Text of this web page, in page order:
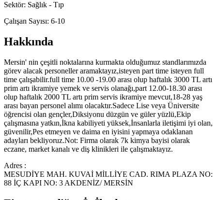
Sektör: Sağlık - Tıp
Çalışan Sayısı: 6-10
Hakkında
Mersin' nin çeşitli noktalarına kurmakta olduğumuz standlarımızda
görev alacak personeller aramaktayız,isteyen part time isteyen full
time çalışabilir.full time 10.00 -19.00 arası olup haftalık 3000 TL artı
prim artı ikramiye yemek ve servis olanağı,part 12.00-18.30 arası
olup haftalık 2000 TL artı prim servis ikramiye mevcut,18-28 yaş
arası bayan personel alımı olacaktır.Sadece Lise veya Üniversite
öğrencisi olan gençler,Diksiyonu düzgün ve güler yüzlü,Ekip
çalışmasına yatkın,İkna kabiliyeti yüksek,İnsanlarla iletişimi iyi olan,
güvenilir,Pes etmeyen ve daima en iyisini yapmaya odaklanan
adayları bekliyoruz.Not: Firma olarak 7k kimya bayisi olarak
eczane, market kanalı ve diş klinikleri ile çalışmaktayız.
Adres :
MESUDİYE MAH. KUVAİ MİLLİYE CAD. RIMA PLAZA NO:
88 İÇ KAPI NO: 3 AKDENİZ/ MERSİN